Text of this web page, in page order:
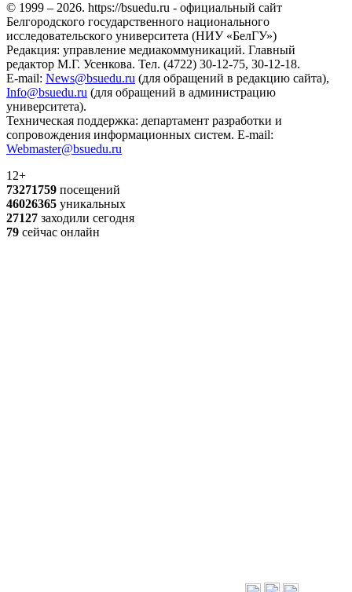
© 1999 – 2026. https://bsuedu.ru - официальный сайт
Белгородского государственного национального
исследовательского университета (НИУ «БелГУ»)
Редакция: управление медиакоммуникаций. Главный
редактор М.Г. Усенкова. Тел. (4722) 30-12-75, 30-12-18.
E-mail: News@bsuedu.ru (для обращений в редакцию сайта),
Info@bsuedu.ru (для обращений в администрацию
университета).
Техническая поддержка: департамент разработки и
сопровождения информационных систем. E-mail:
Webmaster@bsuedu.ru
12+
73271759 посещений
46026365 уникальных
27127 заходили сегодня
79 сейчас онлайн